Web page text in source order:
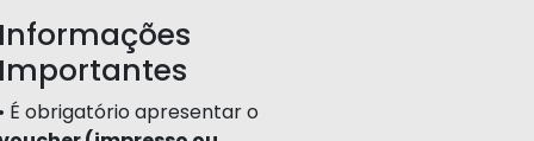
É obrigatório apresentar o